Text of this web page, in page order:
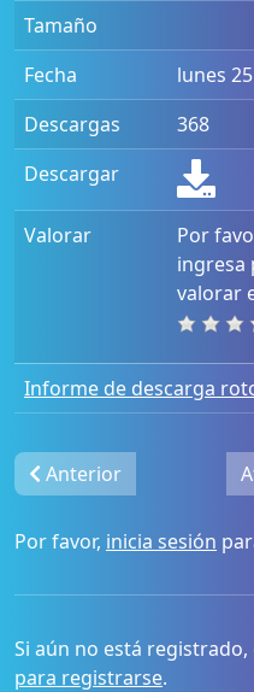
Tamaño
Fecha
lunes
Descargas
368
Descargar
Valorar
Por
ingresa
valorar
Informe de descarga
Anterior
Por favor, inicia sesión
Si aún no está
para registrarse.